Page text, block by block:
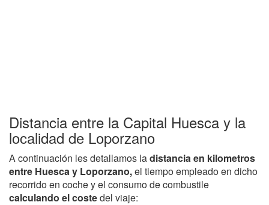
Distancia entre la Capital Huesca y la
localidad de Loporzano
A continuación les detallamos ladistancia en kilometros
entre Huesca y Loporzano,el tiempo empleado en dicho
recorrido en coche y el consumo de combustile
calculando el costedel viaje: